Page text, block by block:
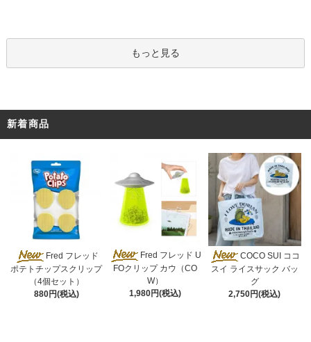
もっと見る
新着商品
Fred フレッド
ポテトチップスクリップ
（4個セット）
880円(税込)
Fred フレッド U
FOクリップ カウ（CO
W）
1,980円(税込)
COCO SUI ココ
スイ ライスサック バッ
グ
2,750円(税込)